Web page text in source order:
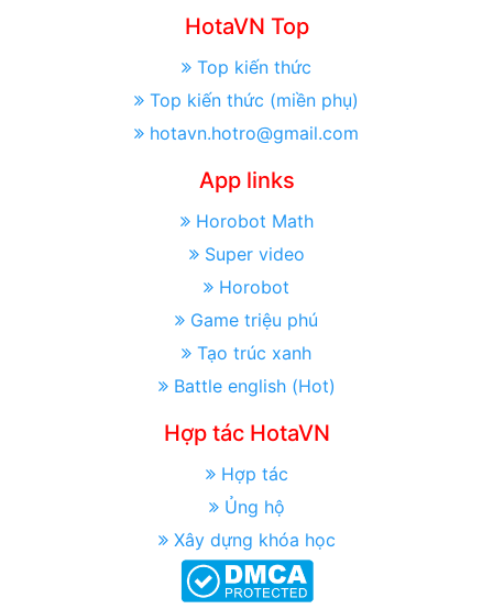
HotaVN Top
Top kiến thức
Top kiến thức (miền phụ)
hotavn.hotro@gmail.com
App links
Horobot Math
Super video
Horobot
Game triệu phú
Tạo trúc xanh
Battle english (Hot)
Hợp tác HotaVN
Hợp tác
Ủng hộ
Xây dựng khóa học